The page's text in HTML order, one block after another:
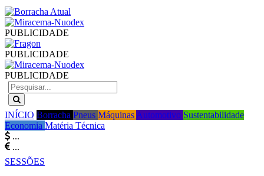
PUBLICIDADE
PUBLICIDADE
PUBLICIDADE
INÍCIO Borracha Pneus Máquinas Automotivo Sustentabilidade
Economia Matéria Técnica
...
...
SESSÕES